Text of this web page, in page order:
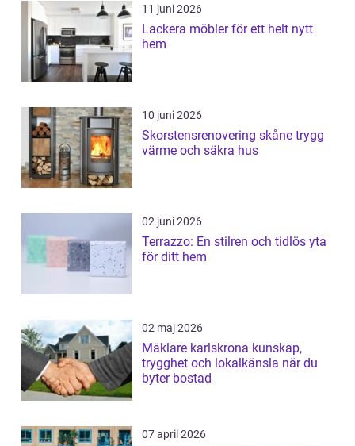
11 juni 2026
Lackera möbler för ett helt nytt
hem
10 juni 2026
Skorstensrenovering skåne trygg
värme och säkra hus
02 juni 2026
Terrazzo: En stilren och tidlös yta
för ditt hem
02 maj 2026
Mäklare karlskrona kunskap,
trygghet och lokalkänsla när du
byter bostad
07 april 2026